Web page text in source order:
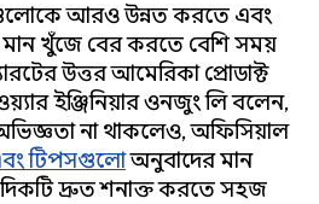
আরও উন্নত করতে এবং
মান খুঁজে বের করতে বেশি সময়
উত্তর আমেরিকা প্রোডাক্ট
ইঞ্জিনিয়ার ওনজুং লি বলেন,
না থাকলেও, অফিসিয়াল
টিপসগুলোঅনুবাদের মান
দ্রুত শনাক্ত করতে সহজ